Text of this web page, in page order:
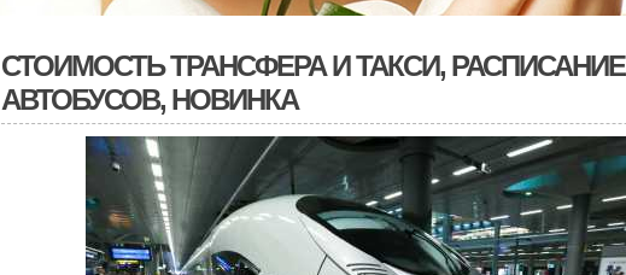
СТОИМОСТЬ ТРАНСФЕРА И ТАКСИ, РАСПИСАНИЕ
АВТОБУСОВ, НОВИНКА